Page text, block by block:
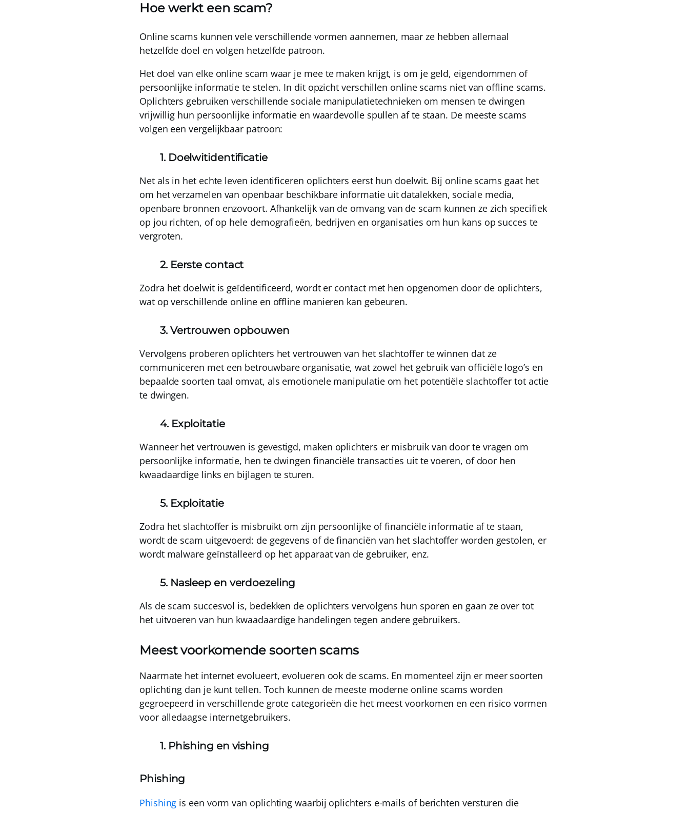
Hoe werkt een scam?
Online scams kunnen vele verschillende vormen aannemen, maar ze hebben allemaal
hetzelfde doel en volgen hetzelfde patroon.
Het doel van elke online scam waar je mee te maken krijgt, is om je geld, eigendommen of
persoonlijke informatie te stelen. In dit opzicht verschillen online scams niet van offline scams.
Oplichters gebruiken verschillende sociale manipulatietechnieken om mensen te dwingen
vrijwillig hun persoonlijke informatie en waardevolle spullen af te staan. De meeste scams
volgen een vergelijkbaar patroon:
1. Doelwitidentificatie
Net als in het echte leven identificeren oplichters eerst hun doelwit. Bij online scams gaat het
om het verzamelen van openbaar beschikbare informatie uit datalekken, sociale media,
openbare bronnen enzovoort. Afhankelijk van de omvang van de scam kunnen ze zich specifiek
op jou richten, of op hele demografieën, bedrijven en organisaties om hun kans op succes te
vergroten.
2. Eerste contact
Zodra het doelwit is geïdentificeerd, wordt er contact met hen opgenomen door de oplichters,
wat op verschillende online en offline manieren kan gebeuren.
3. Vertrouwen opbouwen
Vervolgens proberen oplichters het vertrouwen van het slachtoffer te winnen dat ze
communiceren met een betrouwbare organisatie, wat zowel het gebruik van officiële logo’s en
bepaalde soorten taal omvat, als emotionele manipulatie om het potentiële slachtoffer tot actie
te dwingen.
4. Exploitatie
Wanneer het vertrouwen is gevestigd, maken oplichters er misbruik van door te vragen om
persoonlijke informatie, hen te dwingen financiële transacties uit te voeren, of door hen
kwaadaardige links en bijlagen te sturen.
5. Exploitatie
Zodra het slachtoffer is misbruikt om zijn persoonlijke of financiële informatie af te staan,
wordt de scam uitgevoerd: de gegevens of de financiën van het slachtoffer worden gestolen, er
wordt malware geïnstalleerd op het apparaat van de gebruiker, enz.
5. Nasleep en verdoezeling
Als de scam succesvol is, bedekken de oplichters vervolgens hun sporen en gaan ze over tot
het uitvoeren van hun kwaadaardige handelingen tegen andere gebruikers.
Meest voorkomende soorten scams
Naarmate het internet evolueert, evolueren ook de scams. En momenteel zijn er meer soorten
oplichting dan je kunt tellen. Toch kunnen de meeste moderne online scams worden
gegroepeerd in verschillende grote categorieën die het meest voorkomen en een risico vormen
voor alledaagse internetgebruikers.
1. Phishing en vishing
Phishing
Phishing is een vorm van oplichting waarbij oplichters e-mails of berichten versturen die